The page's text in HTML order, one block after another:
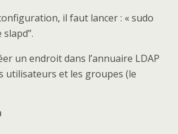
il faut lancer : « sudo
un endroit dans l’annuaire LDAP
utilisateurs et les groupes (le